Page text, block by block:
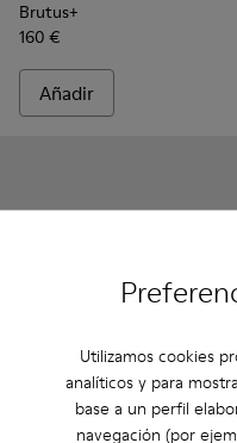
Utilizamos cookies
analíticos y para
base a un perfil
navegación (por
Brutus+
160 €
Añadir